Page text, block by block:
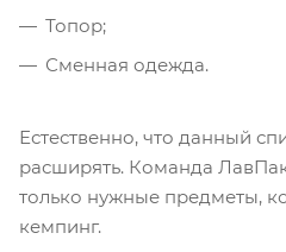
Топор;
Сменная одежда.
Естественно, что данный
расширять. Команда
только нужные предметы,
кемпинг.